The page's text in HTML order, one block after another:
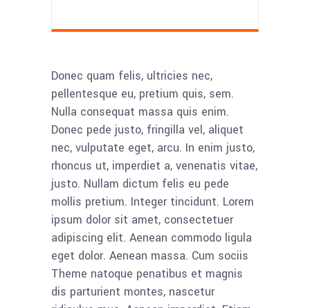
Donec quam felis, ultricies nec,
pellentesque eu, pretium quis, sem.
Nulla consequat massa quis enim.
Donec pede justo, fringilla vel, aliquet
nec, vulputate eget, arcu. In enim justo,
rhoncus ut, imperdiet a, venenatis vitae,
justo. Nullam dictum felis eu pede
mollis pretium. Integer tincidunt. Lorem
ipsum dolor sit amet, consectetuer
adipiscing elit. Aenean commodo ligula
eget dolor. Aenean massa. Cum sociis
Theme natoque penatibus et magnis
dis parturient montes, nascetur